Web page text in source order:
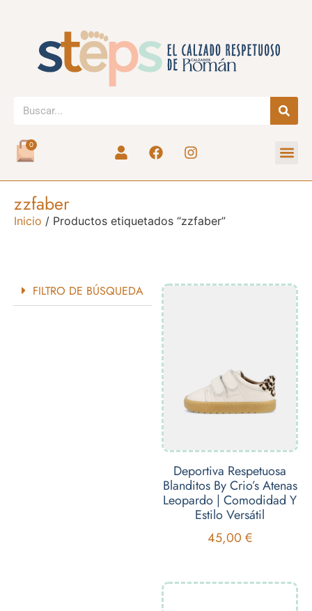
0
zzfaber
Inicio / Productos etiquetados “zzfaber”
FILTRO DE BÚSQUEDA
Deportiva Respetuosa
Blanditos By Crio’s Atenas
Leopardo | Comodidad Y
Estilo Versátil
45,00€